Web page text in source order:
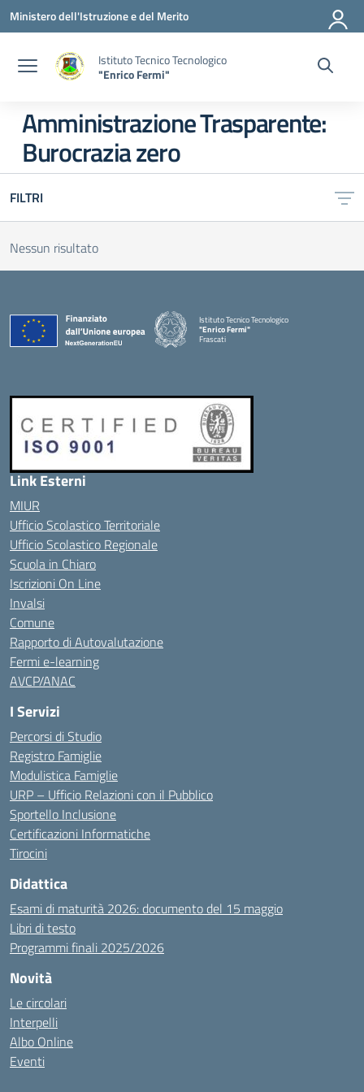
Vai ai contenuti
Vai al menu di navigazione
Vai al footer
Ministero dell'Istruzione e del Merito
Istituto Tecnico Tecnologico
"Enrico Fermi"
Amministrazione Trasparente:
Burocrazia zero
FILTRI
Nessun risultato
Istituto Tecnico Tecnologico
"Enrico Fermi"
Frascati
Link Esterni
MIUR
Ufficio Scolastico Territoriale
Ufficio Scolastico Regionale
Scuola in Chiaro
Iscrizioni On Line
Invalsi
Comune
Rapporto di Autovalutazione
Fermi e-learning
AVCP/ANAC
I Servizi
Percorsi di Studio
Registro Famiglie
Modulistica Famiglie
URP – Ufficio Relazioni con il Pubblico
Sportello Inclusione
Certificazioni Informatiche
Tirocini
Didattica
Esami di maturità 2026: documento del 15 maggio
Libri di testo
Programmi finali 2025/2026
Novità
Le circolari
Interpelli
Albo Online
Eventi